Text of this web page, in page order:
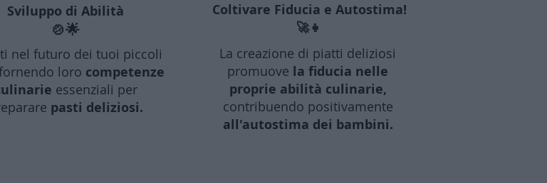
Sviluppo di Abilità
🍲🌟
nel futuro dei tuoi piccoli
loro competenze
essenziali per
pasti deliziosi.
Coltivare Fiducia e Autostima!
🚀👧
La creazione di piatti deliziosi
promuove la fiducia nelle
proprie abilità culinarie,
contribuendo positivamente
all'autostima dei bambini.